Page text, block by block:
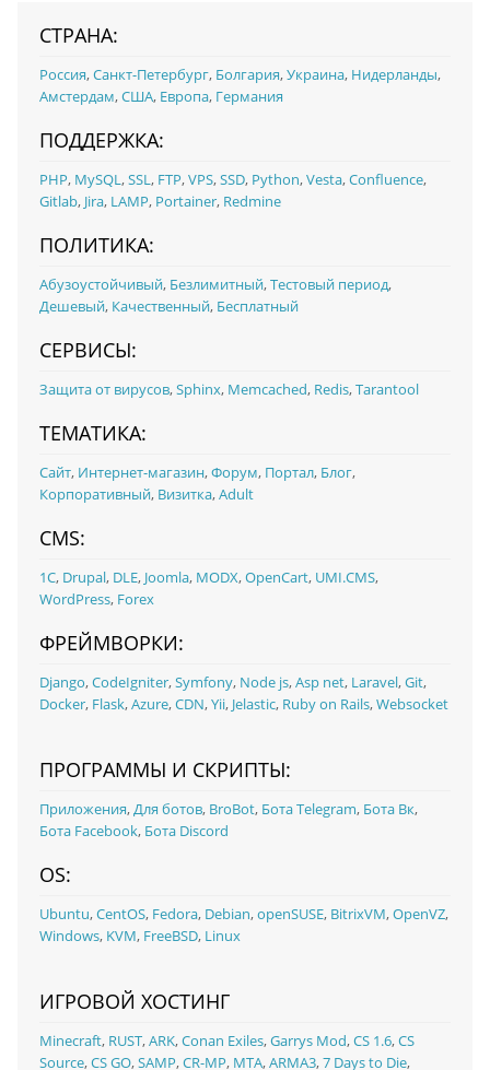
СТРАНА:
Россия,Санкт-Петербург, Болгария,Украина, Нидерланды,
Амстердам,США, Европа, Германия
ПОДДЕРЖКА:
PHP, MySQL,SSL, FTP,VPS,SSD, Python,Vesta,Confluence,
Gitlab, Jira, LAMP, Portainer, Redmine
ПОЛИТИКА:
Абузоустойчивый, Безлимитный,Тестовый период,
Дешевый, Качественный, Бесплатный
СЕРВИСЫ:
Защита от вирусов,Sphinx, Memcached, Redis,Tarantool
ТЕМАТИКА:
Сайт, Интернет-магазин,Форум, Портал, Блог,
Корпоративный, Визитка,Adult
CMS:
1С, Drupal, DLE, Joomla, MODX,OpenCart, UMI.CMS,
WordPress, Forex
ФРЕЙМВОРКИ:
Django,CodeIgniter,Symfony, Node js,Asp net, Laravel,Git,
Docker, Flask,Azure,CDN,Yii, Jelastic, Ruby on Rails,Websocket
ПРОГРАММЫ И СКРИПТЫ:
Приложения,Для ботов, BroBot, Бота Telegram, Бота Вк,
Бота Facebook, Бота Discord
OS:
Ubuntu,CentOS, Fedora, Debian,openSUSE, BitrixVM,OpenVZ,
Windows, KVM, FreeBSD, Linux
ИГРОВОЙ ХОСТИНГ
Minecraft, RUST,ARK,Conan Exiles,Garrys Mod,CS 1.6,CS
Source,CS GO,SAMP,CR-MP, MTA,ARMA3,7 Days to Die,